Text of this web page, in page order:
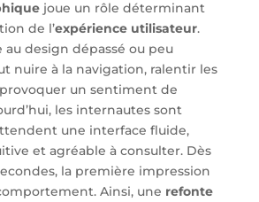
joue un rôle déterminant
de l’expérience utilisateur.
au design dépassé ou peu
nuire à la navigation, ralentir les
un sentiment de
les internautes sont
une interface fluide,
et agréable à consulter. Dès
la première impression
Ainsi, une refonte